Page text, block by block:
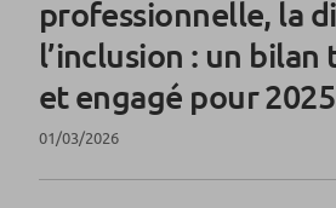
professionnelle, la
l’inclusion : un
et engagé pour 2025
01/03/2026